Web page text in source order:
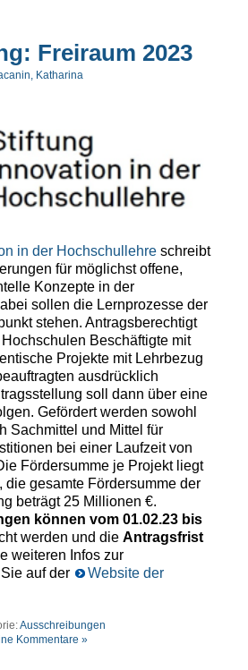
Freiraum 2023
Katharina
in der Hochschullehreschreibt
für möglichst offene,
Konzepte in der
sollen die Lernprozesse der
stehen. Antragsberechtigt
Beschäftigte mit
Projekte mit Lehrbezug
ausdrücklich
soll dann über eine
Gefördert werden sowohl
Sachmittel und Mittel für
bei einer Laufzeit von
Fördersumme je Projekt liegt
die gesamte Fördersumme der
beträgt 25 Millionen €.
können vom 01.02.23 bis
werden und die Antragsfrist
weiteren Infos zur
auf der
Website der
Ausschreibungen
Kommentare »